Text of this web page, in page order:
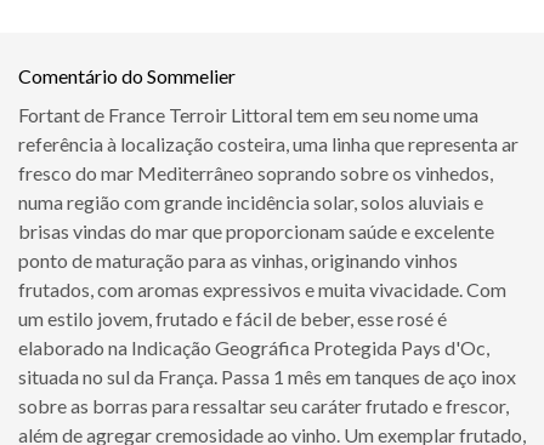
Comentário do Sommelier
Fortant de France Terroir Littoral tem em seu nome uma
referência à localização costeira, uma linha que representa ar
fresco do mar Mediterrâneo soprando sobre os vinhedos,
numa região com grande incidência solar, solos aluviais e
brisas vindas do mar que proporcionam saúde e excelente
ponto de maturação para as vinhas, originando vinhos
frutados, com aromas expressivos e muita vivacidade. Com
um estilo jovem, frutado e fácil de beber, esse rosé é
elaborado na Indicação Geográfica Protegida Pays d'Oc,
situada no sul da França. Passa 1 mês em tanques de aço inox
sobre as borras para ressaltar seu caráter frutado e frescor,
além de agregar cremosidade ao vinho. Um exemplar frutado,